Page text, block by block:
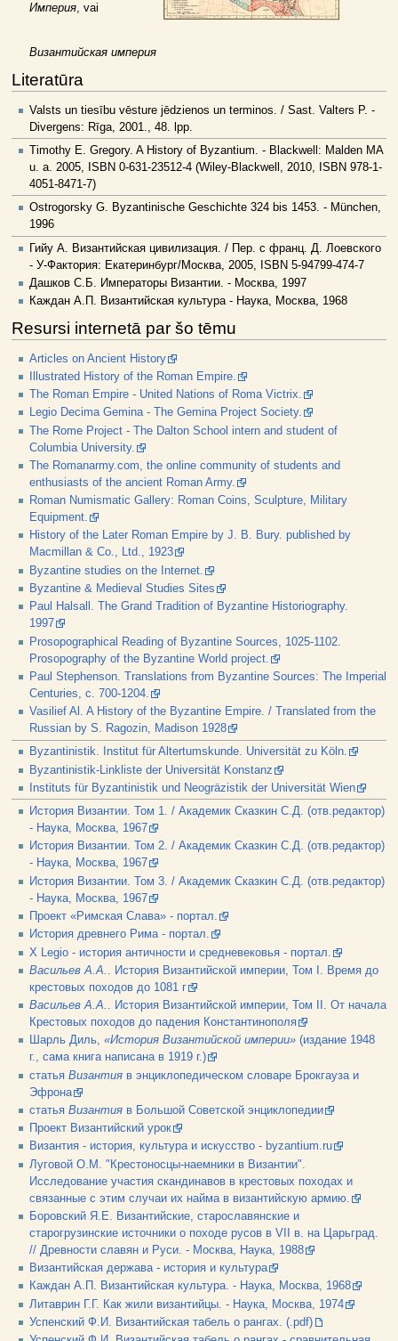
Империя, vai
Византийская империя
Literatūra
Valsts un tiesību vēsture jēdzienos un terminos. / Sast. Valters P. -
Divergens: Rīga, 2001., 48. lpp.
Timothy E. Gregory. A History of Byzantium. - Blackwell: Malden MA
u. a. 2005, ISBN 0-631-23512-4 (Wiley-Blackwell, 2010, ISBN 978-1-
4051-8471-7)
Ostrogorsky G. Byzantinische Geschichte 324 bis 1453. - München,
1996
Гийу А. Византийская цивилизация. / Пер. с франц. Д. Лоевского
- У-Фактория: Екатеринбург/Москва, 2005, ISBN 5-94799-474-7
Дашков С.Б. Императоры Византии. - Москва, 1997
Каждан А.П. Византийская культура - Наука, Москва, 1968
Resursi internetā par šo tēmu
Articles on Ancient History
Illustrated History of the Roman Empire.
The Roman Empire - United Nations of Roma Victrix.
Legio Decima Gemina - The Gemina Project Society.
The Rome Project - The Dalton School intern and student of
Columbia University.
The Romanarmy.com, the online community of students and
enthusiasts of the ancient Roman Army.
Roman Numismatic Gallery: Roman Coins, Sculpture, Military
Equipment.
History of the Later Roman Empire by J. B. Bury. published by
Macmillan & Co., Ltd., 1923
Byzantine studies on the Internet.
Byzantine & Medieval Studies Sites
Paul Halsall. The Grand Tradition of Byzantine Historiography.
1997
Prosopographical Reading of Byzantine Sources, 1025-1102.
Prosopography of the Byzantine World project.
Paul Stephenson. Translations from Byzantine Sources: The Imperial
Centuries, c. 700-1204.
Vasilief Al. A History of the Byzantine Empire. / Translated from the
Russian by S. Ragozin, Madison 1928
Byzantinistik. Institut für Altertumskunde. Universität zu Köln.
Byzantinistik-Linkliste der Universität Konstanz
Instituts für Byzantinistik und Neogräzistik der Universität Wien
История Византии. Том 1. / Академик Сказкин С.Д. (отв.редактор)
- Наука, Москва, 1967
История Византии. Том 2. / Академик Сказкин С.Д. (отв.редактор)
- Наука, Москва, 1967
История Византии. Том 3. / Академик Сказкин С.Д. (отв.редактор)
- Наука, Москва, 1967
Проект «Римская Слава» - портал.
История древнего Рима - портал.
X Legio - история античности и средневековья - портал.
Васильев А.А. . История Византийской империи, Том I. Время до
крестовых походов до 1081 г
Васильев А.А. . История Византийской империи, Том II. От начала
Крестовых походов до падения Константинополя
Шарль Диль, «История Византийской империи» (издание 1948
г., сама книга написана в 1919 г.)
статья Византия в энциклопедическом словаре Брокгауза и
Эфрона
статья Византия в Большой Советской энциклопедии
Проект Византийский урок
Византия - история, культура и искусство - byzantium.ru
Луговой О.М. "Крестоносцы-наемники в Византии".
Исследование участия скандинавов в крестовых походах и
связанные с этим случаи их найма в византийскую армию.
Боровский Я.Е. Византийские, старославянские и
старогрузинские источники о походе русов в VII в. на Царьград.
// Древности славян и Руси. - Москва, Наука, 1988
Византийская держава - история и культура
Каждан А.П. Византийская культура. - Наука, Москва, 1968
Литаврин Г.Г. Как жили византийцы. - Наука, Москва, 1974
Успенский Ф.И. Византийская табель о рангах. (.pdf)